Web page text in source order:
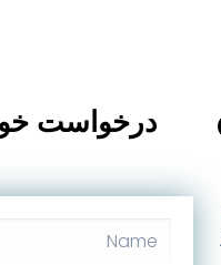
درخواست